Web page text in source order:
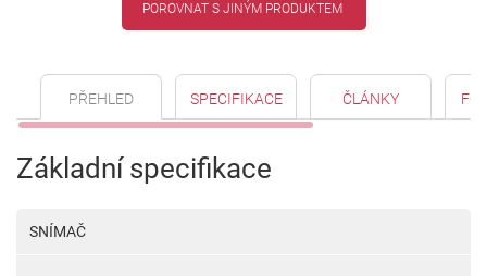
POROVNAT S JINÝM PRODUKTEM
PŘEHLED SPECIFIKACE ČLÁNKY
Základní specifikace
SNÍMAČ